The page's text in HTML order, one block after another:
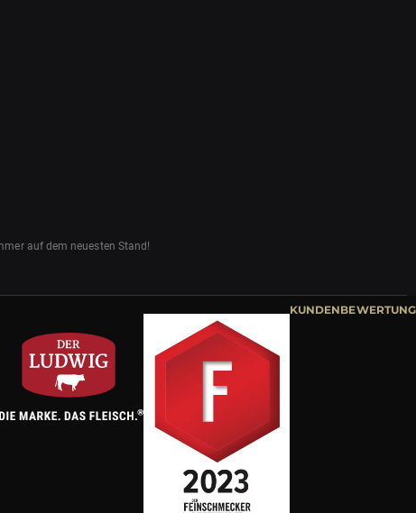
auf dem neuesten Stand!
KUNDENBEWERTUNG